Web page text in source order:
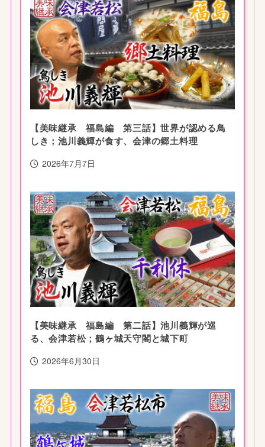
【美味継承 福島編 第三話】世界が認める鳥
しき；池川義輝が食す、会津の郷土料理
2026年7月7日
【美味継承 福島編 第二話】池川義輝が巡
る、会津若松；鶴ヶ城天守閣と城下町
2026年6月30日